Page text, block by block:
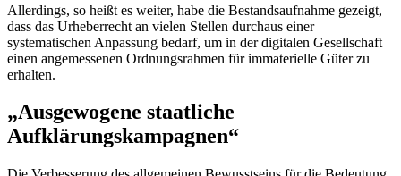
Allerdings, so heißt es weiter, habe die Bestandsaufnahme gezeigt,
dass das Urheberrecht an vielen Stellen durchaus einer
systematischen Anpassung bedarf, um in der digitalen Gesellschaft
einen angemessenen Ordnungsrahmen für immaterielle Güter zu
erhalten.
„Ausgewogene staatliche
Aufklärungskampagnen“